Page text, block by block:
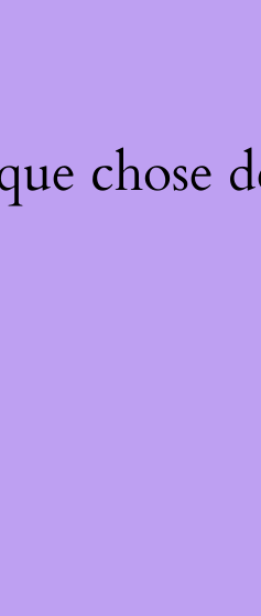
chose